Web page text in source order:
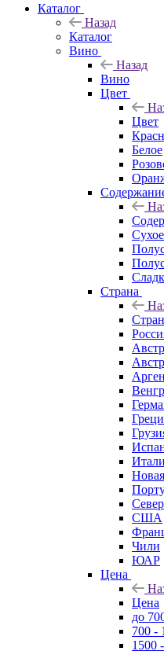
Каталог
Назад
Каталог
Вино
Назад
Вино
Цвет
Цвет
Белое
Сухое
Страна
США
Чили
ЮАР
Цена
Цена
до
700 -
1500